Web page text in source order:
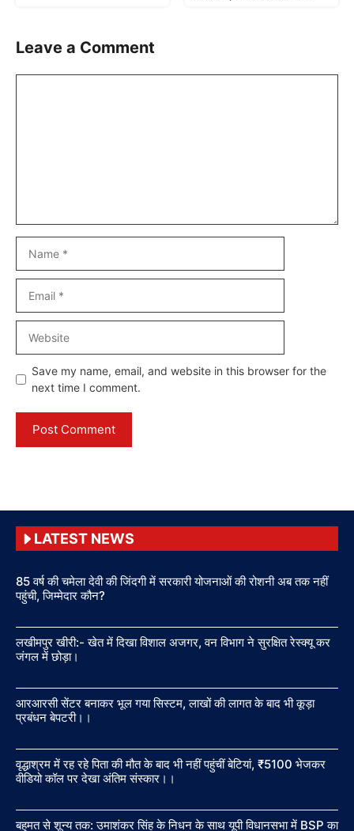
Leave a Comment
Save my name, email, and website in this browser for the
next time I comment.
LATEST NEWS
85 वर्ष की चमेला देवी की जिंदगी में सरकारी योजनाओं की रोशनी अब तक नहीं
पहुंची, जिम्मेदार कौन?
लखीमपुर खीरी:- खेत में दिखा विशाल अजगर, वन विभाग ने सुरक्षित रेस्क्यू कर
जंगल में छोड़ा।
आरआरसी सेंटर बनाकर भूल गया सिस्टम, लाखों की लागत के बाद भी कूड़ा
प्रबंधन बेपटरी।।
वृद्धाश्रम में रह रहे पिता की मौत के बाद भी नहीं पहुंचीं बेटियां, ₹5100 भेजकर
वीडियो कॉल पर देखा अंतिम संस्कार।।
बहुमत से शून्य तक: उमाशंकर सिंह के निधन के साथ यूपी विधानसभा में BSP का